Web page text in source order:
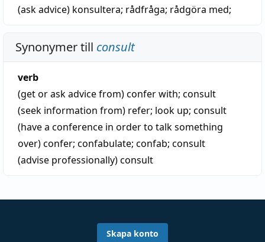
(ask advice) konsultera; rådfråga; rådgöra med;
Synonymer till consult
verb
(get or ask advice from)confer with; consult
(seek information from) refer; look up; consult
(have a conference in order to talk something
over)confer; confabulate; confab; consult
(advise professionally)consult
Skapa konto